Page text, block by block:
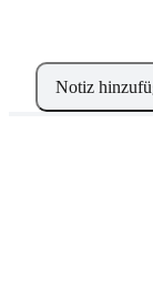
Notiz